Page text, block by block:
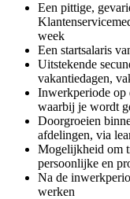
Een pittige,
week
Een startsalaris
Uitstekende
vakantiedagen,
Inwerkperiode op
waarbij je wordt
Doorgroeien
afdelingen, via
Mogelijkheid om
persoonlijke en
Na de
werken